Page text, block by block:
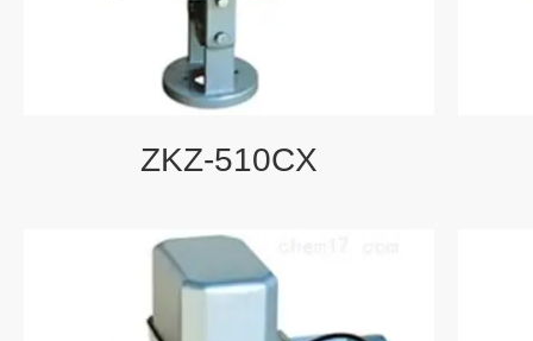
ZKZ-510CX